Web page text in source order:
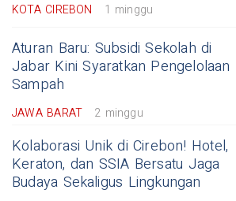
KOTA CIREBON 1 minggu
Aturan Baru: Subsidi Sekolah di
Jabar Kini Syaratkan Pengelolaan
Sampah
JAWA BARAT 2 minggu
Kolaborasi Unik di Cirebon! Hotel,
Keraton, dan SSIA Bersatu Jaga
Budaya Sekaligus Lingkungan